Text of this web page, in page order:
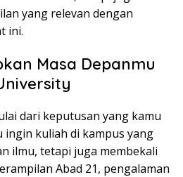
yang relevan dengan
ini.
Masa Depanmu
dari keputusan yang kamu
ingin kuliah di kampus yang
ilmu, tetapi juga membekali
Abad 21, pengalaman